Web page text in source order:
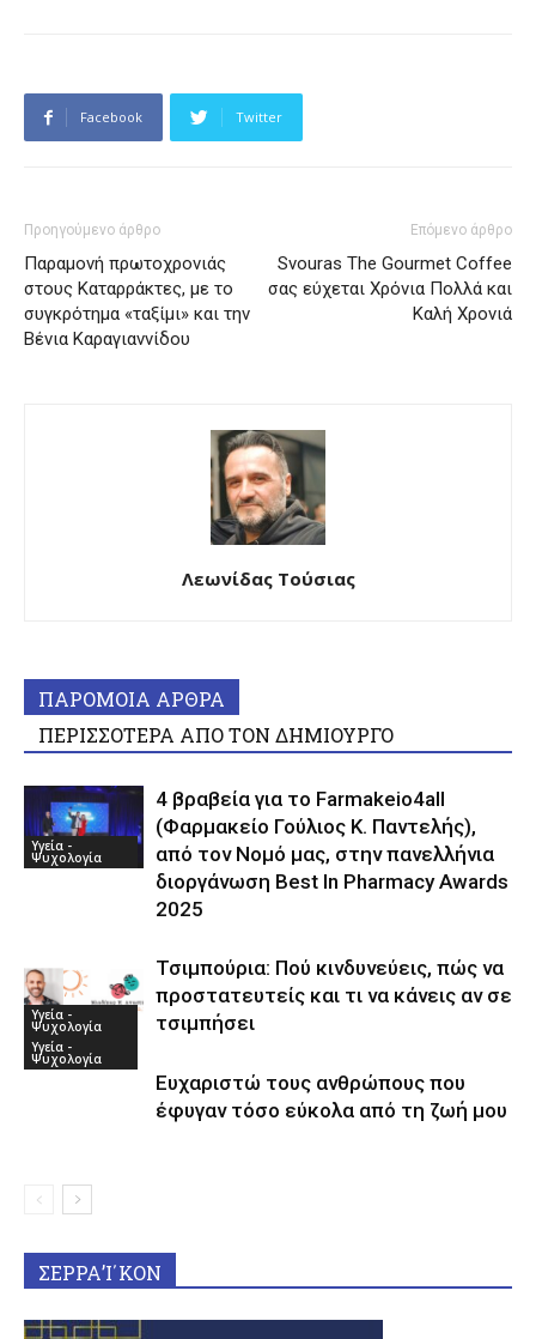
Facebook Twitter
Προηγούμενο άρθρο
Παραμονή πρωτοχρονιάς
στους Καταρράκτες, με το
συγκρότημα «ταξίμι» και την
Βένια Καραγιαννίδου
Επόμενο άρθρο
Svouras The Gourmet Coffee
σας εύχεται Χρόνια Πολλά και
Καλή Χρονιά
Λεωνίδας Τούσιας
ΠΑΡΟΜΟΙΑ ΑΡΘΡΑ
ΠΕΡΙΣΣΟΤΕΡΑ ΑΠΟ ΤΟΝ ΔΗΜΙΟΥΡΓΟ
Υγεία -
Ψυχολογία
4 βραβεία για το Farmakeio4all
(Φαρμακείο Γούλιος Κ. Παντελής),
από τον Νομό μας, στην πανελλήνια
διοργάνωση Best In Pharmacy Awards
2025
Υγεία -
Ψυχολογία
Τσιμπούρια: Πού κινδυνεύεις, πώς να
προστατευτείς και τι να κάνεις αν σε
τσιμπήσει
Υγεία -
Ψυχολογία
Ευχαριστώ τους ανθρώπους που
έφυγαν τόσο εύκολα από τη ζωή μου
ΣΕΡΡΑ’Ι΄ΚΟΝ